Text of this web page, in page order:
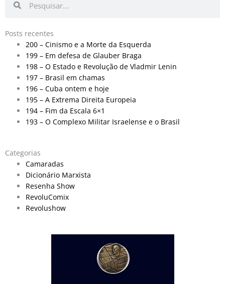
Posts recentes
200 – Cinismo e a Morte da Esquerda
199 – Em defesa de Glauber Braga
198 – O Estado e Revolução de Vladmir Lenin
197 – Brasil em chamas
196 – Cuba ontem e hoje
195 – A Extrema Direita Europeia
194 – Fim da Escala 6×1
193 – O Complexo Militar Israelense e o Brasil
Categorias
Camaradas
Dicionário Marxista
Resenha Show
RevoluComix
Revolushow